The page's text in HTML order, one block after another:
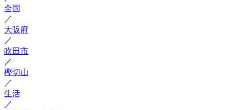
全国
／
大阪府
／
吹田市
／
樫切山
／
生活
／